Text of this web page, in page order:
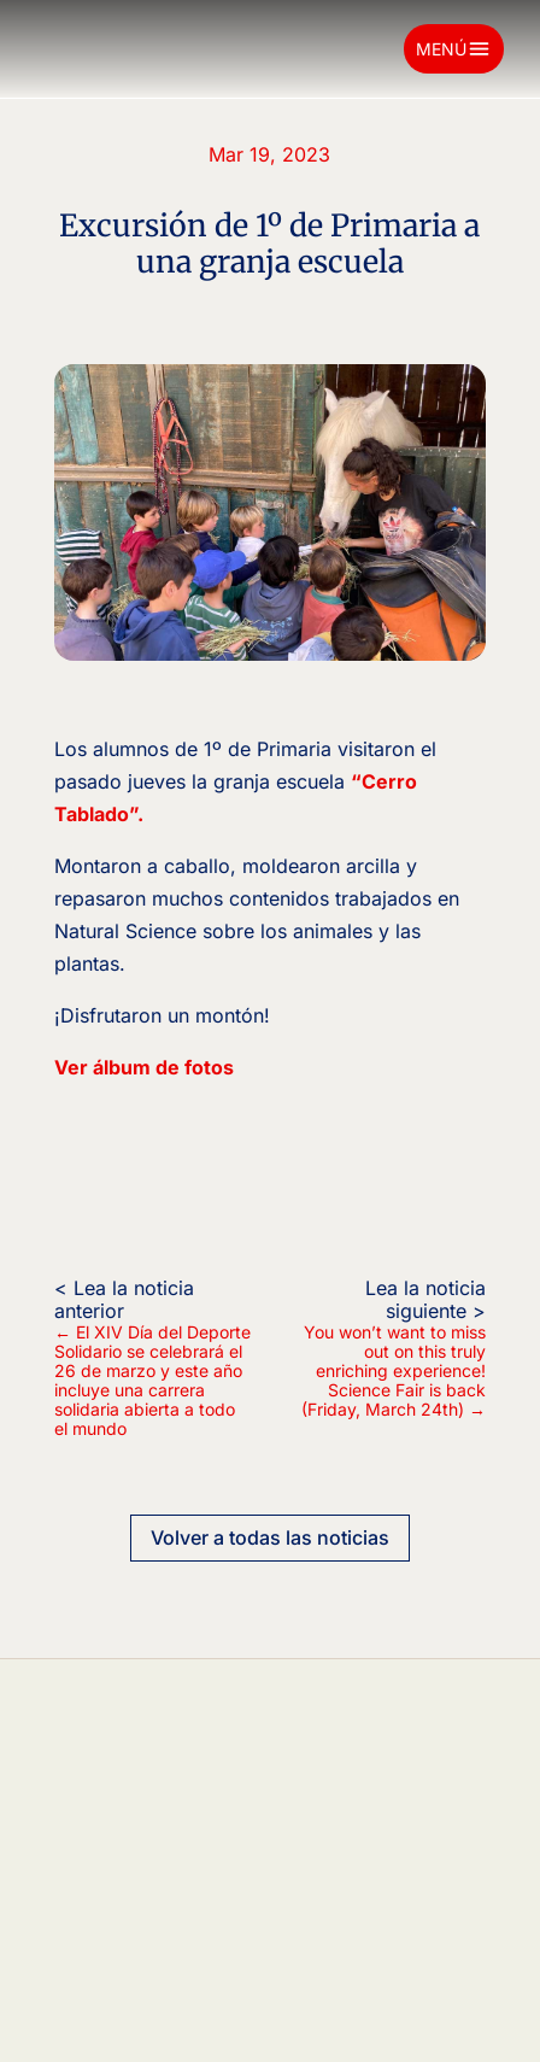
MENÚmenu
Mar 19, 2023
Excursión de 1º de Primaria a
una granja escuela
Los alumnos de 1º de Primaria visitaron el
pasado jueves la granja escuela “Cerro
Tablado”.
Montaron a caballo, moldearon arcilla y
repasaron muchos contenidos trabajados en
Natural Science sobre los animales y las
plantas.
¡Disfrutaron un montón!
Ver álbum de fotos
← El XIV Día del Deporte
Solidario se celebrará el
26 de marzo y este año
incluye una carrera
solidaria abierta a todo
el mundo
You won’t want to miss
out on this truly
enriching experience!
Science Fair is back
(Friday, March 24th) →
Volver a todas las noticias